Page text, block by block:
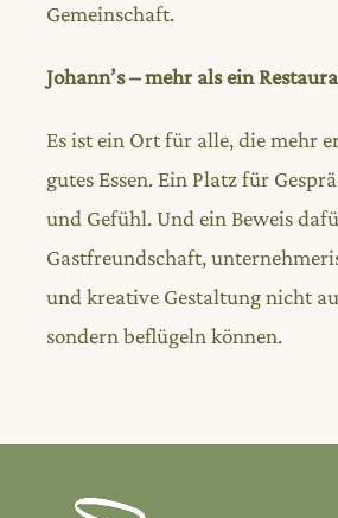
Gemeinschaft.
Johann’s – mehr als ein
Es ist ein Ort für alle, die mehr
gutes Essen. Ein Platz für
und Gefühl. Und ein Beweis
Gastfreundschaft,
und kreative Gestaltung nicht
sondern beflügeln können.